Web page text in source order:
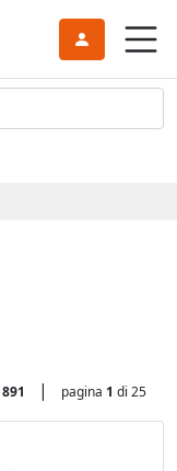
891 | pagina 1 di 25